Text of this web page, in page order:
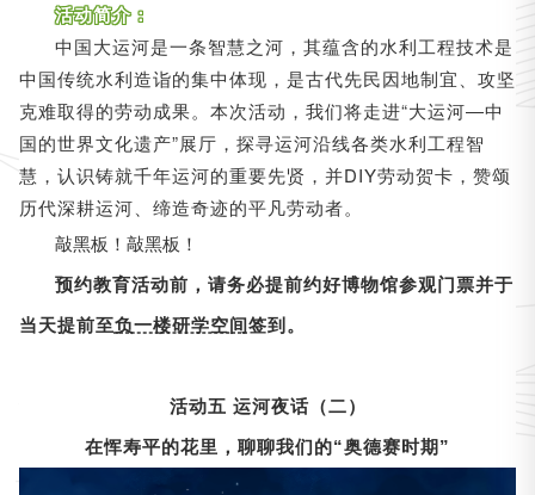
活动简介：
中国大运河是一条智慧之河，其蕴含的水利工程技术是
中国传统水利造诣的集中体现，是古代先民因地制宜、攻坚
克难取得的劳动成果。本次活动，我们将走进“大运河—中
国的世界文化遗产”展厅，探寻运河沿线各类水利工程智
慧，认识铸就千年运河的重要先贤，并DIY劳动贺卡，赞颂
历代深耕运河、缔造奇迹的平凡劳动者。
敲黑板！敲黑板！
预约教育活动前，请务必提前约好博物馆参观门票并于
当天提前至负一楼研学空间签到。
活动五 运河夜话（二）
在恽寿平的花里，聊聊我们的“奥德赛时期”